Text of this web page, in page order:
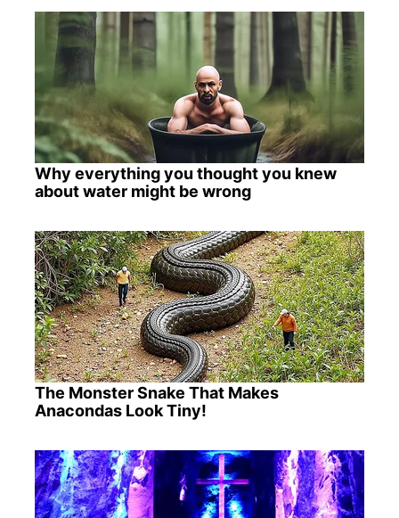
Why everything you thought you knew
about water might be wrong
The Monster Snake That Makes
Anacondas Look Tiny!